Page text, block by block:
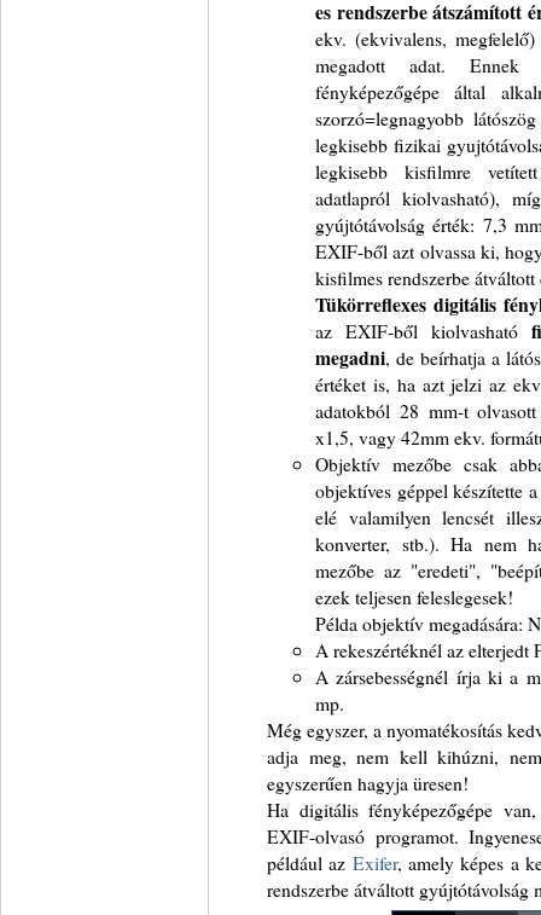
es rendszerbe átszámított
ekv. (ekvivalens,
megadott adat. Ennek
fényképezőgépe által
szorzó=legnagyobb
legkisebb fizikai
legkisebb kisfilmre
adatlapról kiolvasható),
gyújtótávolság érték: 7,3
EXIF-ből azt olvassa ki,
kisfilmes rendszerbe
Tükörreflexes digitális
az EXIF-ből kiolvasható
megadni, de beírhatja a
értéket is, ha azt jelzi az
adatokból 28 mm-t
x1,5, vagy 42mm ekv.
Objektív mezőbe csak
objektíves géppel készítette
elé valamilyen lencsét
konverter, stb.). Ha nem
mezőbe az "eredeti",
ezek teljesen feleslegesek!
Példa objektív megadására:
A rekeszértéknél az elterjedt
A zársebességnél írja ki a
mp.
Még egyszer, a nyomatékosítás
adja meg, nem kell kihúzni,
egyszerűen hagyja üresen!
Ha digitális fényképezőgépe
EXIF-olvasó programot.
például az Exifer, amely képes a
rendszerbe átváltott gyújtótávolság